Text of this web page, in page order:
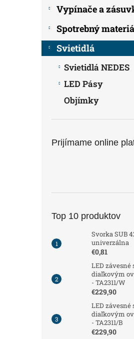
Vypínače a
Spotrebný
Svietidlá
Svietidlá NEDES
LED Pásy
Objímky
Prijímame online
Top 10 produktov
Svorka SUB
univerzálna
€0,81
LED závesné
diaľkovým
- TA2311/W
€229,90
LED závesné
diaľkovým
- TA2311/B
€229,90